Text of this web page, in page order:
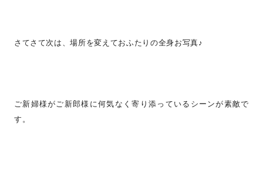
さてさて次は、場所を変えておふたりの全身お写真♪
ご新婦様がご新郎様に何気なく寄り添っているシーンが素敵で
す。